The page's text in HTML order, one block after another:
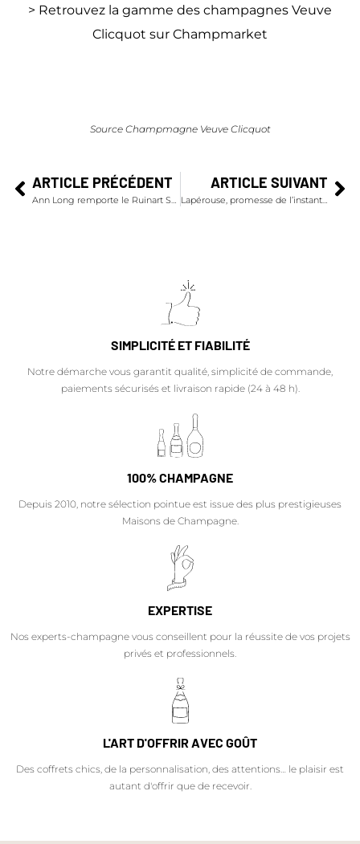
> Retrouvez la gamme des champagnes Veuve
Clicquot sur Champmarket
Source Champmagne Veuve Clicquot
ARTICLE PRÉCÉDENT
Ann Long remporte le Ruinart Sommelier Challenge 2019
ARTICLE SUIVANT
Lapérouse, promesse de l’instant champagne parfait !
SIMPLICITÉ ET FIABILITÉ
Notre démarche vous garantit qualité, simplicité de commande,
paiements sécurisés et livraison rapide (24 à 48 h).
100% CHAMPAGNE
Depuis 2010, notre sélection pointue est issue des plus prestigieuses
Maisons de Champagne.
EXPERTISE
Nos experts-champagne vous conseillent pour la réussite de vos projets
privés et professionnels.
L'ART D'OFFRIR AVEC GOÛT
Des coffrets chics, de la personnalisation, des attentions… le plaisir est
autant d'offrir que de recevoir.